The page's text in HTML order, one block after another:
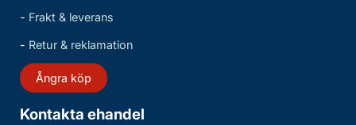
- Frakt & leverans
- Retur & reklamation
Ångra köp
Kontakta ehandel